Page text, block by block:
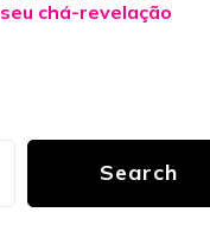
chá-revelação
Search